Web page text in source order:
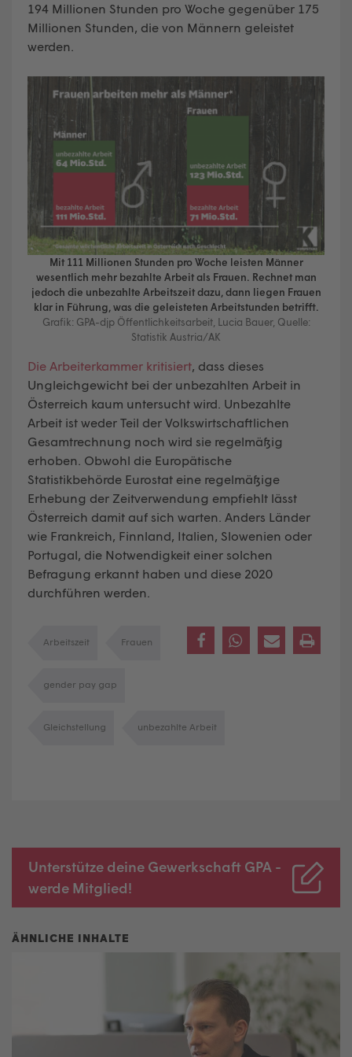
194 Millionen Stunden pro Woche gegenüber 175
Millionen Stunden, die von Männern geleistet
werden.
Mit 111 Millionen Stunden pro Woche leisten Männer
wesentlich mehr bezahlte Arbeit als Frauen. Rechnet man
jedoch die unbezahlte Arbeitszeit dazu, dann liegen Frauen
klar in Führung, was die geleisteten Arbeitstunden betrifft.
Grafik: GPA-djp Öffentlichkeitsarbeit, Lucia Bauer, Quelle:
Statistik Austria/AK
Die Arbeiterkammer kritisiert, dass dieses
Ungleichgewicht bei der unbezahlten Arbeit in
Österreich kaum untersucht wird. Unbezahlte
Arbeit ist weder Teil der Volkswirtschaftlichen
Gesamtrechnung noch wird sie regelmäßig
erhoben. Obwohl die Europätische
Statistikbehörde Eurostat eine regelmäßige
Erhebung der Zeitverwendung empfiehlt lässt
Österreich damit auf sich warten. Anders Länder
wie Frankreich, Finnland, Italien, Slowenien oder
Portugal, die Notwendigkeit einer solchen
Befragung erkannt haben und diese 2020
durchführen werden.
Arbeitszeit Frauen
gender pay gap
Gleichstellung unbezahlte Arbeit
Unterstütze deine Gewerkschaft GPA -
werde Mitglied!